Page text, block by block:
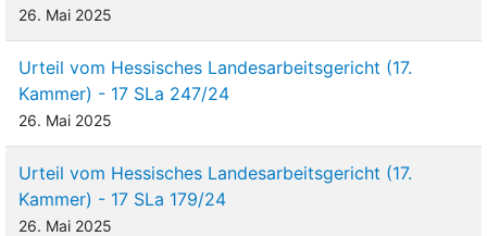
ausbildungsintegrierten dualen Studiums ein
monatliches Studienentgelt ...
(5) Der Ausbildende übernimmt die notwendigen
Studiengebühren.
…
26. Mai 2025
Urteil vom Hessisches Landesarbeitsgericht (17.
Kammer) - 17 SLa 247/24
26. Mai 2025
Urteil vom Hessisches Landesarbeitsgericht (17.
Kammer) - 17 SLa 179/24
26. Mai 2025